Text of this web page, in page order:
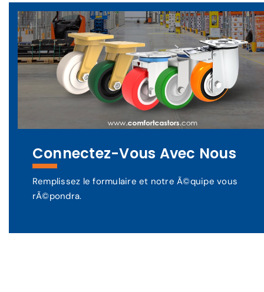
Connectez-Vous Avec Nous
Remplissez le formulaire et notre Ã©quipe vous
rÃ©pondra.